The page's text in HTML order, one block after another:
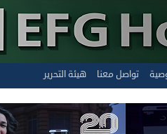
تواصل معنا هيئة التحرير